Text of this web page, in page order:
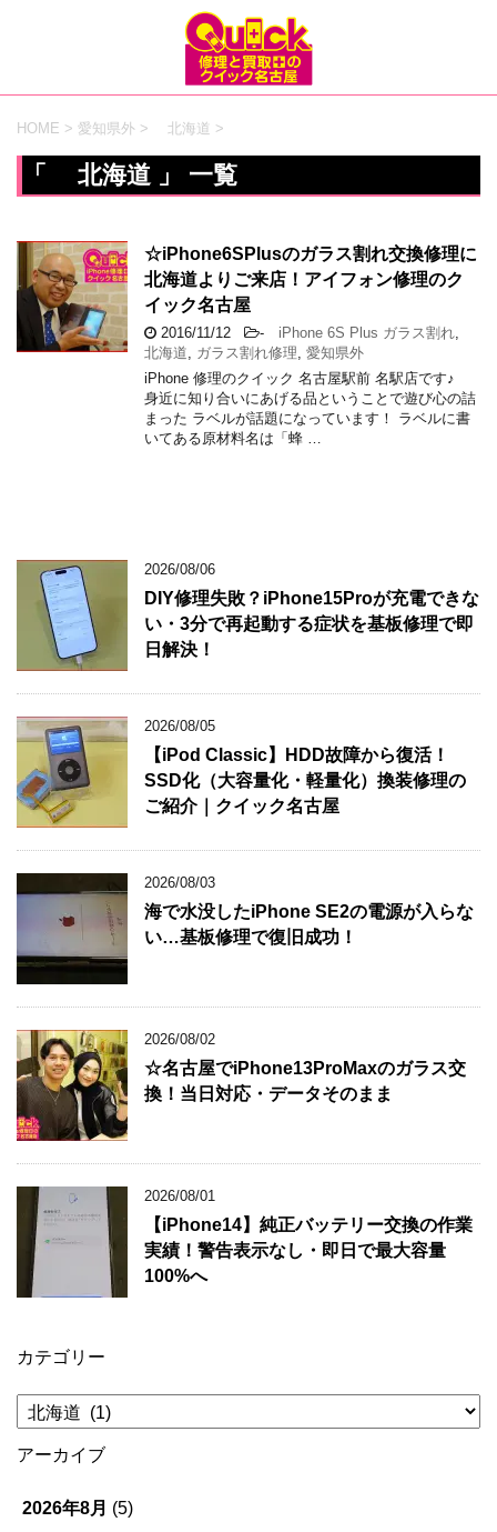
HOME > 愛知県外 > 北海道 >
「 北海道 」 一覧
☆iPhone6SPlusのガラス割れ交換修理に
北海道よりご来店！アイフォン修理のク
イック名古屋
2016/11/12 - iPhone 6S Plus ガラス割れ
北海道
ガラス割れ修理 愛知県外
iPhone 修理のクイック 名古屋駅前 名駅店です♪
身近に知り合いにあげる品ということで遊び心の詰
まった ラベルが話題になっています！ ラベルに書
いてある原材料名は「蜂 …
2026/08/06
DIY修理失敗？iPhone15Proが充電できな
い・3分で再起動する症状を基板修理で即
日解決！
2026/08/05
【iPod Classic】HDD故障から復活！
SSD化（大容量化・軽量化）換装修理の
ご紹介｜クイック名古屋
2026/08/03
海で水没したiPhone SE2の電源が入らな
い…基板修理で復旧成功！
2026/08/02
☆名古屋でiPhone13ProMaxのガラス交
換！当日対応・データそのまま
2026/08/01
【iPhone14】純正バッテリー交換の作業
実績！警告表示なし・即日で最大容量
100%へ
カテゴリー
テ
ゴ
ー
アーカイブ
2026年8月 (5)